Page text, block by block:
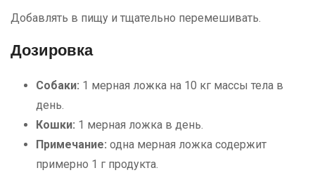
Добавлять в пищу и тщательно перемешивать.
Дозировка
Собаки: 1 мерная ложка на 10 кг массы тела в
день.
Кошки: 1 мерная ложка в день.
Примечание: одна мерная ложка содержит
примерно 1 г продукта.